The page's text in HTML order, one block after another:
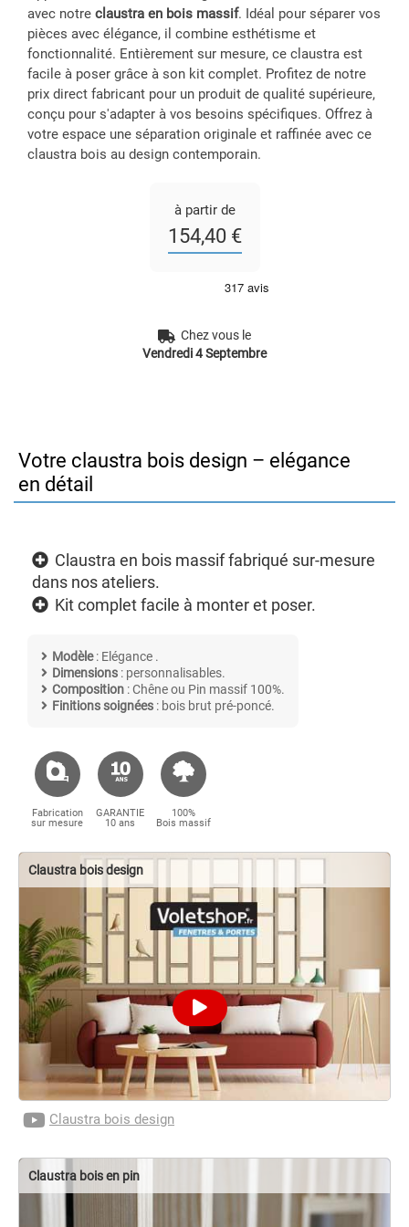
avec notre claustra en bois massif. Idéal pour séparer vos
pièces avec élégance, il combine esthétisme et
fonctionnalité. Entièrement sur mesure, ce claustra est
facile à poser grâce à son kit complet. Profitez de notre
prix direct fabricant pour un produit de qualité supérieure,
conçu pour s'adapter à vos besoins spécifiques. Offrez à
votre espace une séparation originale et raffinée avec ce
claustra bois au design contemporain.
à partir de
154,40 €
Chez vous le
Vendredi 4 Septembre
Votre claustra bois design – elégance
en détail
Claustra en bois massif fabriqué sur-mesure
dans nos ateliers.
Kit complet facile à monter et poser.
Modèle: Elégance .
Dimensions : personnalisables.
Composition : Chêne ou Pin massif 100%.
Finitions soignées : bois brut pré-poncé.
Fabrication
sur mesure
GARANTIE
10 ans
100%
Bois massif
Claustra bois design
Claustra bois design
Claustra bois en pin